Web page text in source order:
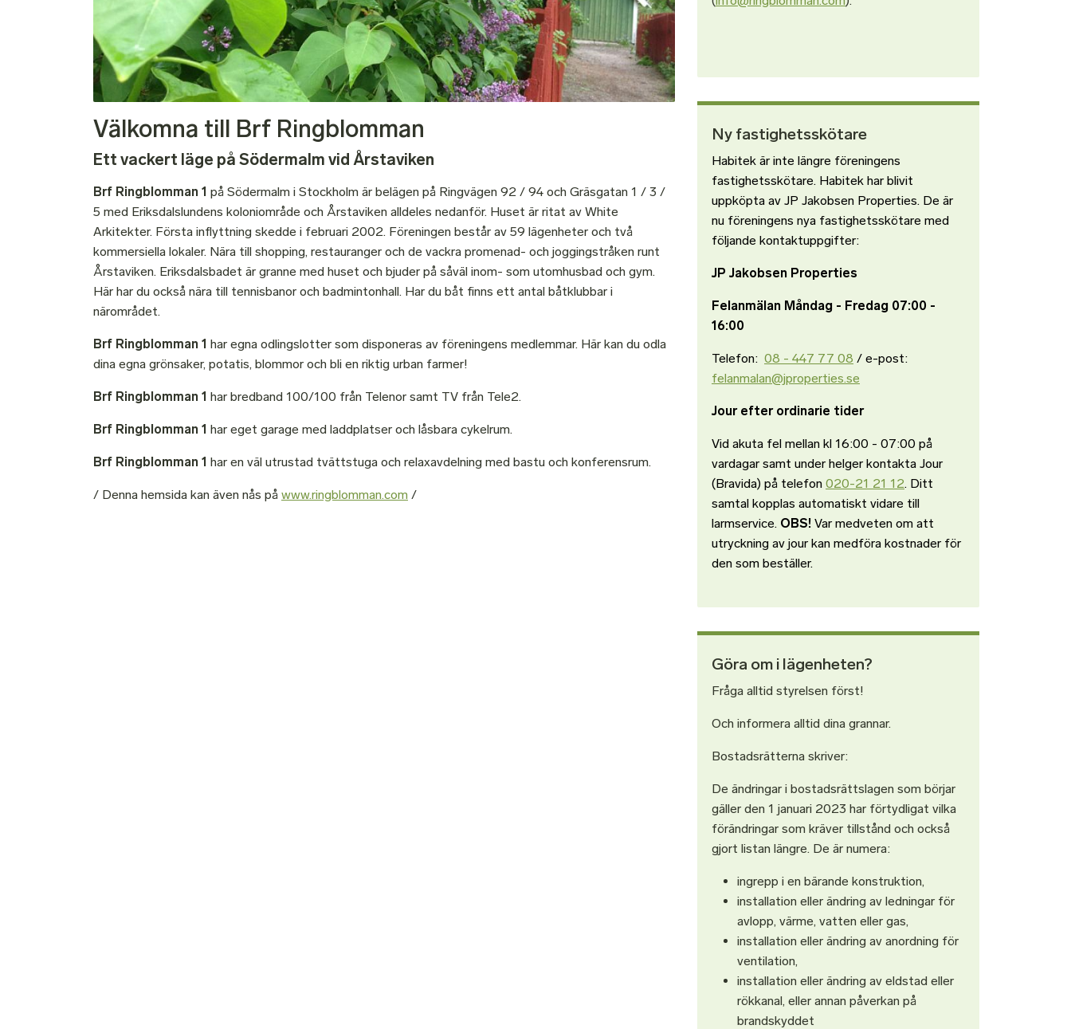
Välkomna till Brf Ringblomman
Ett vackert läge på Södermalm vid Årstaviken
Brf Ringblomman 1 på Södermalm i Stockholm är belägen på Ringvägen 92 / 94 och Gräsgatan 1 / 3 /
5 med Eriksdalslundens koloniområde och Årstaviken alldeles nedanför. Huset är ritat av White
Arkitekter. Första inflyttning skedde i februari 2002. Föreningen består av 59 lägenheter och två
kommersiella lokaler. Nära till shopping, restauranger och de vackra promenad- och joggingstråken runt
Årstaviken. Eriksdalsbadet är granne med huset och bjuder på såväl inom- som utomhusbad och gym.
Här har du också nära till tennisbanor och badmintonhall. Har du båt finns ett antal båtklubbar i
närområdet.
Brf Ringblomman 1 har egna odlingslotter som disponeras av föreningens medlemmar. Här kan du odla
dina egna grönsaker, potatis, blommor och bli en riktig urban farmer!
Brf Ringblomman 1 har bredband 100/100 från Telenor samt TV från Tele2.
Brf Ringblomman 1 har eget garage med laddplatser och låsbara cykelrum.
Brf Ringblomman 1 har en väl utrustad tvättstuga och relaxavdelning med bastu och konferensrum.
/ Denna hemsida kan även nås på www.ringblomman.com /
Ny fastighetsskötare
Habitek är inte längre föreningens
fastighetsskötare. Habitek har blivit
uppköpta av JP Jakobsen Properties. De är
nu föreningens nya fastighetsskötare med
följande kontaktuppgifter:
JP Jakobsen Properties
Felanmälan Måndag - Fredag 07:00 -
16:00
Telefon: 08 - 447 77 08 / e-post:
felanmalan@jproperties.se
Jour efter ordinarie tider
Vid akuta fel mellan kl 16:00 - 07:00 på
vardagar samt under helger kontakta Jour
(Bravida) på telefon 020-21 21 12. Ditt
samtal kopplas automatiskt vidare till
larmservice. OBS! Var medveten om att
utryckning av jour kan medföra kostnader för
den som beställer.
Göra om i lägenheten?
Fråga alltid styrelsen först!
Och informera alltid dina grannar.
Bostadsrätterna skriver:
De ändringar i bostadsrättslagen som börjar
gäller den 1 januari 2023 har förtydligat vilka
förändringar som kräver tillstånd och också
gjort listan längre. De är numera:
ingrepp i en bärande konstruktion,
installation eller ändring av ledningar för
avlopp, värme, vatten eller gas,
installation eller ändring av anordning för
ventilation,
installation eller ändring av eldstad eller
rökkanal, eller annan påverkan på
brandskyddet